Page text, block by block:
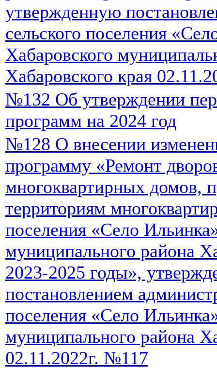
утвержденную
сельского поселения
Хабаровского
Хабаровского края
№132 Об утверждении
программ на 2024 год
№128 О внесении
программу «Ремонт
многоквартирных домов,
территориям
поселения «Село
муниципального района
2023-2025 годы»,
постановлением
поселения «Село
муниципального района
02.11.2022г. №117